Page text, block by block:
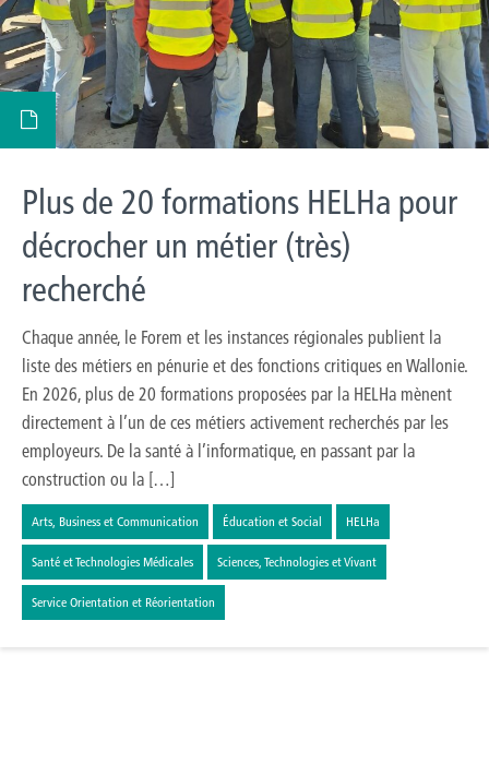
Plus de 20 formations HELHa pour
décrocher un métier (très)
recherché
Chaque année, le Forem et les instances régionales publient la
liste des métiers en pénurie et des fonctions critiques en Wallonie.
En 2026, plus de 20 formations proposées par la HELHa mènent
directement à l’un de ces métiers activement recherchés par les
employeurs. De la santé à l’informatique, en passant par la
construction ou la […]
Arts, Business et Communication Éducation et Social HELHa
Santé et Technologies Médicales Sciences, Technologies et Vivant
Service Orientation et Réorientation